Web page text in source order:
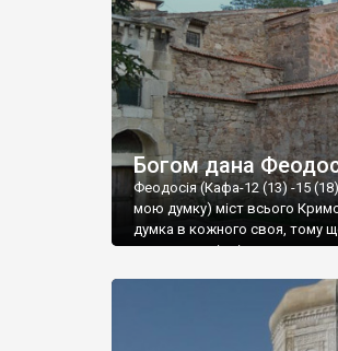
Богом дана
Феодосія (Кафа-12 (13) -15
мою думку) міст всього
думка в кожного своя, тому
запрошую відвідати це